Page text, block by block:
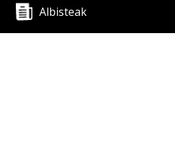
Albisteak